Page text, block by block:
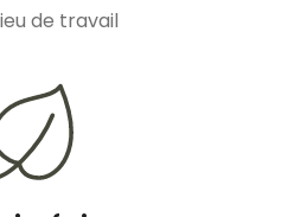
de travail